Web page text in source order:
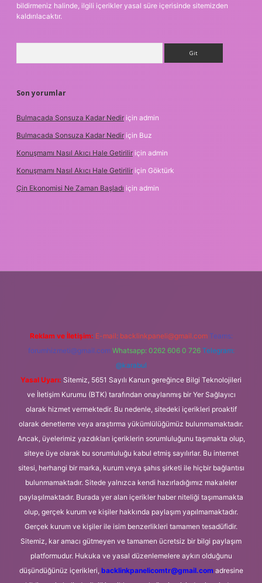
bildirmeniz halinde, ilgili içerikler yasal süre içerisinde sitemizden
kaldırılacaktır.
Son yorumlar
Bulmacada Sonsuza Kadar Nedir için admin
Bulmacada Sonsuza Kadar Nedir için Buz
Konuşmamı Nasıl Akıcı Hale Getirilir için admin
Konuşmamı Nasıl Akıcı Hale Getirilir için Göktürk
Çin Ekonomisi Ne Zaman Başladı için admin
Reklam ve İletişim: E-mail: backlinkpaneli@gmail.com Teams:
forumhizmeti@gmail.com Whatsapp: 0262 606 0 726 Telegram:
@karabul
Yasal Uyarı: Sitemiz, 5651 Sayılı Kanun gereğince Bilgi Teknolojileri
ve İletişim Kurumu (BTK) tarafından onaylanmış bir Yer Sağlayıcı
olarak hizmet vermektedir. Bu nedenle, sitedeki içerikleri proaktif
olarak denetleme veya araştırma yükümlülüğümüz bulunmamaktadır.
Ancak, üyelerimiz yazdıkları içeriklerin sorumluluğunu taşımakta olup,
siteye üye olarak bu sorumluluğu kabul etmiş sayılırlar. Bu internet
sitesi, herhangi bir marka, kurum veya şahıs şirketi ile hiçbir bağlantısı
bulunmamaktadır. Sitede yalnızca kendi hazırladığımız makaleler
paylaşılmaktadır. Burada yer alan içerikler haber niteliği taşımamakta
olup, gerçek kurum ve kişiler hakkında paylaşım yapılmamaktadır.
Gerçek kurum ve kişiler ile isim benzerlikleri tamamen tesadüfidir.
Sitemiz, kar amacı gütmeyen ve tamamen ücretsiz bir bilgi paylaşım
platformudur. Hukuka ve yasal düzenlemelere aykırı olduğunu
düşündüğünüz içerikleri, backlinkpanelicomtr@gmail.comadresine